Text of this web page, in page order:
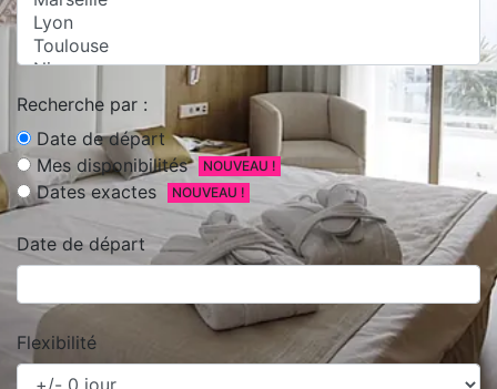
Recherche par :
Date de départ
Mes disponibilités
NOUVEAU !
Dates exactes NOUVEAU !
Date de départ
Flexibilité